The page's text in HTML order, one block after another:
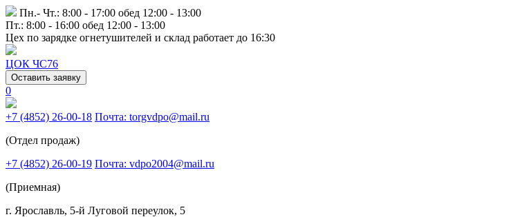
Пн.- Чт.: 8:00 - 17:00 обед 12:00 - 13:00
Пт.: 8:00 - 16:00 обед 12:00 - 13:00
Цех по зарядке огнетушителей и склад работает до 16:30
ЦОК ЧС76
Оставить заявку
0
+7 (4852) 26-00-18 Почта: torgvdpo@mail.ru
(Отдел продаж)
+7 (4852) 26-00-19 Почта: vdpo2004@mail.ru
(Приемная)
г. Ярославль, 5-й Луговой переулок, 5